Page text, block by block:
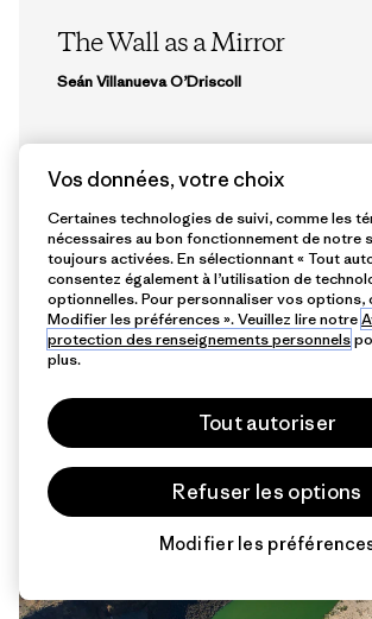
The Wall as a Mirror
Seán Villanueva O’Driscoll
7 min de
lecture
Vos données, votre choix
Certaines technologies de suivi, comme les
nécessaires au bon fonctionnement de notre
toujours activées. En sélectionnant « Tout
consentez également à l’utilisation de
optionnelles. Pour personnaliser vos options,
Modifier les préférences ». Veuillez lire notre
protection des renseignements personnels
plus.
Tout autoriser
Refuser les options
Modifier les